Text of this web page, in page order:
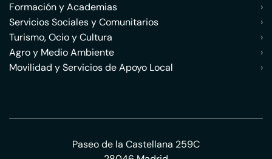
Formación y Academias
›
Servicios Sociales y Comunitarios
›
Turismo, Ocio y Cultura
›
Agro y Medio Ambiente
›
Movilidad y Servicios de Apoyo Local
›
Paseo de la Castellana 259C